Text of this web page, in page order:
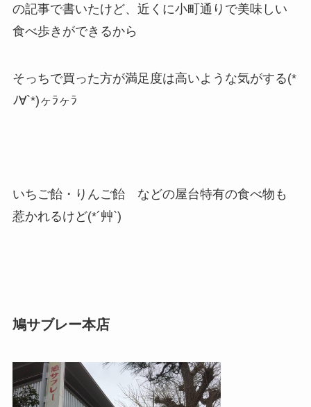
の記事で書いたけど、近くに小町通りで美味しい
食べ歩きができるから
そっちで買った方が満足度は高いような気がする(*
ﾉ∀`*)ヶﾗヶﾗ
いちご飴・りんご飴 などの屋台特有の食べ物も
惹かれるけど(*´艸`)
鳩サブレー本店